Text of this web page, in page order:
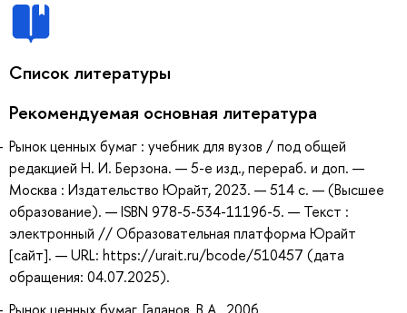
Список литературы
Рекомендуемая основная литература
Рынок ценных бумаг : учебник для вузов / под общей
редакцией Н. И. Берзона. — 5-е изд., перераб. и доп. —
Москва : Издательство Юрайт, 2023. — 514 с. — (Высшее
образование). — ISBN 978-5-534-11196-5. — Текст :
электронный // Образовательная платформа Юрайт
[сайт]. — URL: https://urait.ru/bcode/510457 (дата
обращения: 04.07.2025).